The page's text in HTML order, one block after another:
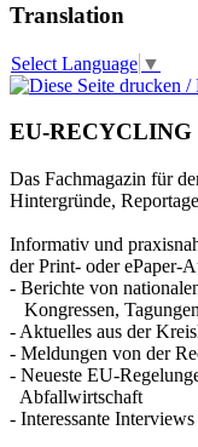
Translation
Select Language ▼
EU-RECYCLING
Das Fachmagazin für
Hintergründe,
Informativ und
der Print- oder ePaper-
- Berichte von
Kongressen,
- Aktuelles aus der
- Meldungen von der
- Neueste EU-
Abfallwirtschaft
- Interessante